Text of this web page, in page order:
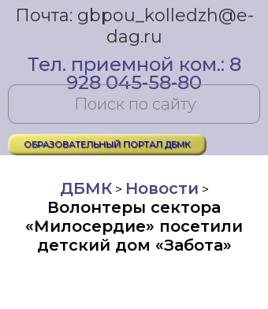
Почта: gbpou_kolledzh@e-
dag.ru
Тел. приемной ком.: 8
928 045-58-80
ОБРАЗОВАТЕЛЬНЫЙ ПОРТАЛ ДБМК
ДБМК> Новости >
Волонтеры сектора
«Милосердие» посетили
детский дом «Забота»